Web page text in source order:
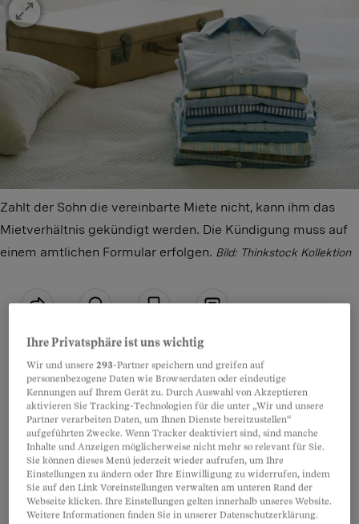
Zahlt der Sohn die vereinbarte Miete nicht, kann ihm das
Mietverhältnis gekündigt werden. Die Kündigung muss auf
einem amtlichen Formular erfolgen. Bild: Thinkstock Kollektion
Artikel teilen
Ihr Sohn istvolljährig. Sie sind daher nicht mehr
verpflichtet, ihn bei sich zu beherbergen. Ist er
noch in Ausbildung, kann er von den Eltern aber
Unterhaltszahlungenverlangen, bis er seinen
Abschlussgemacht hat. Maximal kann er von
Ihnen jedoch nur die Differenz zwischen seinen
notwendigsten Auslagen und seinem
Ihre Privatsphäre ist uns wichtig
Wir und unsere293-Partner speichern und greifen auf
personenbezogene Daten wie Browserdaten oder eindeutige
Kennungen auf Ihrem Gerät zu. Durch Auswahl von Akzeptieren
aktivieren Sie Tracking-Technologien für die unter „Wir und unsere
Partner verarbeiten Daten, um Ihnen Dienste bereitzustellen“
aufgeführten Zwecke. Wenn Tracker deaktiviert sind, sind manche
Inhalte und Anzeigen möglicherweise nicht mehr so relevant für Sie.
Sie können dieses Menü jederzeit wieder aufrufen, um Ihre
Einstellungen zu ändern oder Ihre Einwilligung zu widerrufen, indem
Sie auf den Link Voreinstellungen verwalten am unteren Rand der
Webseite klicken. Ihre Einstellungen gelten innerhalb unseres Website.
Weitere Informationen finden Sie in unserer Datenschutzerklärung.